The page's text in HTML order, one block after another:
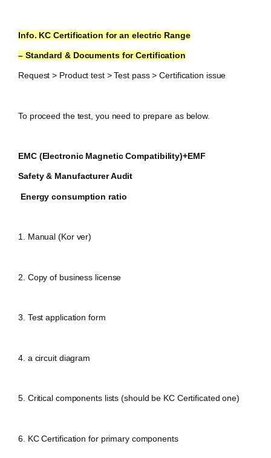
Info. KC Certification foran electric Range
– Standard & Documents for Certification
Request > Product test > Test pass > Certification issue
To proceed the test, you need to prepare as below.
EMC (Electronic Magnetic Compatibility)+EMF
Safety & Manufacturer Audit
Energy consumption ratio
1. Manual (Kor ver)
2. Copy of business license
3. Testapplication form
4. a circuit diagram
5. Critical components lists (should be KC Certificated one)
6. KC Certification for primary components